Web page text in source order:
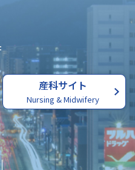
産科サイト
Nursing & Midwifery